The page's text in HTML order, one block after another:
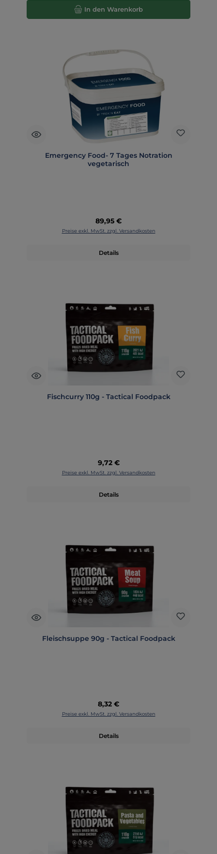
In den Warenkorb
Emergency Food- 7 Tages Notration
vegetarisch
Regulärer Preis:
89,95 €
Preise exkl. MwSt. zzgl. Versandkosten
Details
Fischcurry 110g - Tactical Foodpack
Regulärer Preis:
9,72 €
Preise exkl. MwSt. zzgl. Versandkosten
Details
Fleischsuppe 90g - Tactical Foodpack
Regulärer Preis:
8,32 €
Preise exkl. MwSt. zzgl. Versandkosten
Details